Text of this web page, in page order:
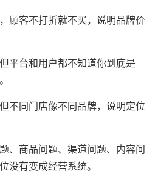
顾客不打折就不买，说明品牌价
平台和用户都不知道你到底是
不同门店像不同品牌，说明定位
、商品问题、渠道问题、内容问
没有变成经营系统。